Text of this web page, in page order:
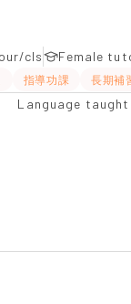
cls Female
指導功課 長期補
Language taught